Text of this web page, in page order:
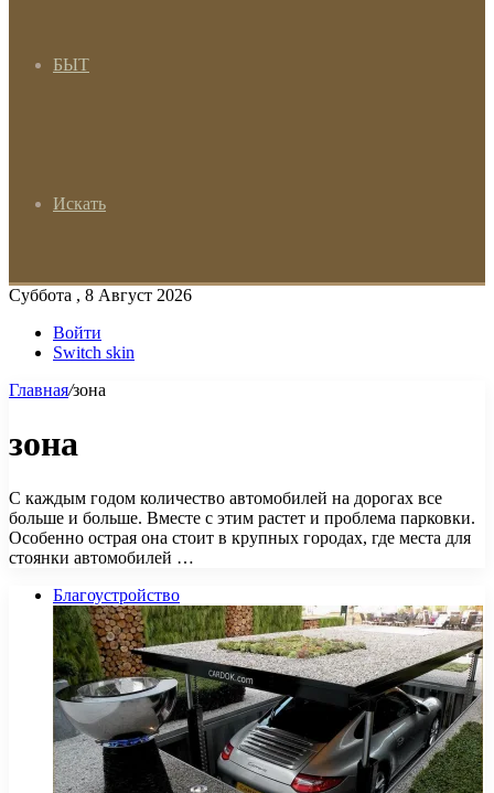
БЫТ
Искать
Суббота , 8 Август 2026
Войти
Switch skin
Главная/зона
зона
С каждым годом количество автомобилей на дорогах все
больше и больше. Вместе с этим растет и проблема парковки.
Особенно острая она стоит в крупных городах, где места для
стоянки автомобилей …
Благоустройство